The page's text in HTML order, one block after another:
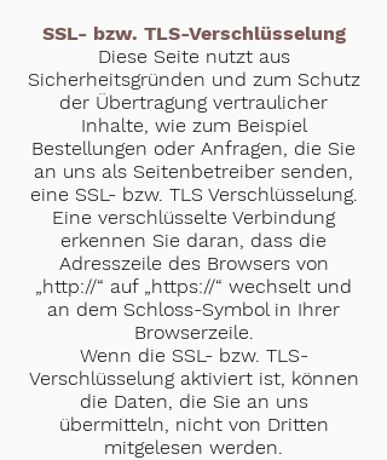
SSL- bzw. TLS-Verschlüsselung
Diese Seite nutzt aus
Sicherheitsgründen und zum Schutz
der Übertragung vertraulicher
Inhalte, wie zum Beispiel
Bestellungen oder Anfragen, die Sie
an uns als Seitenbetreiber senden,
eine SSL- bzw. TLS Verschlüsselung.
Eine verschlüsselte Verbindung
erkennen Sie daran, dass die
Adresszeile des Browsers von
„http://“ auf „https://“ wechselt und
an dem Schloss-Symbol in Ihrer
Browserzeile.
Wenn die SSL- bzw. TLS-
Verschlüsselung aktiviert ist, können
die Daten, die Sie an uns
übermitteln, nicht von Dritten
mitgelesen werden.